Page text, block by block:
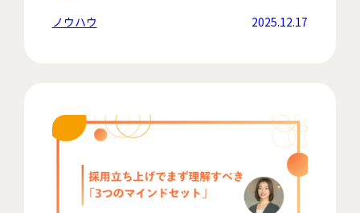
ノウハウ 2025.12.17